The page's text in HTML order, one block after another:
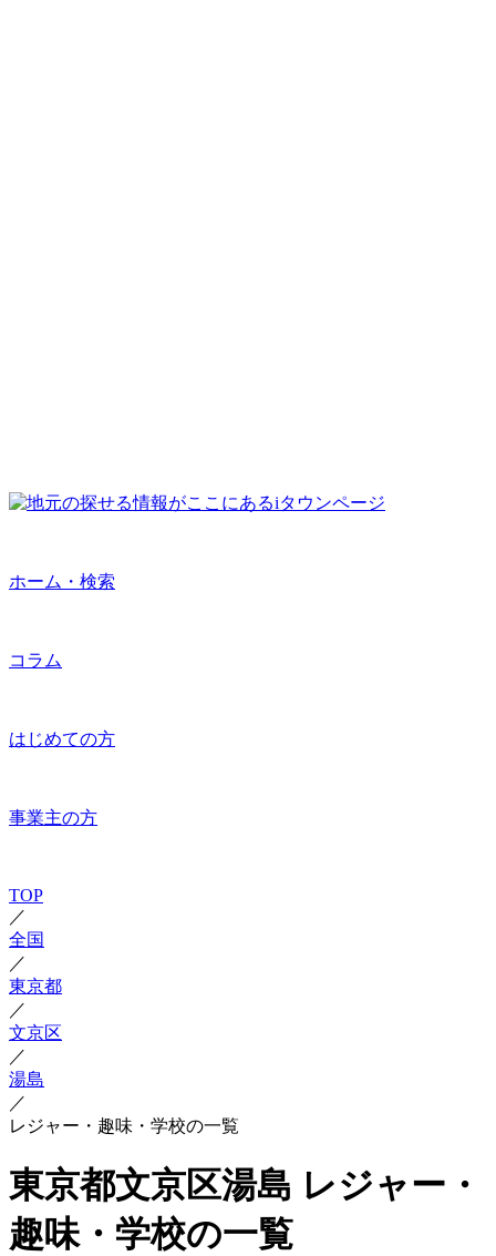
ホーム・検索
コラム
はじめての方
事業主の方
TOP
／
全国
／
東京都
／
文京区
／
湯島
／
レジャー・趣味・学校の一覧
東京都文京区湯島 レジャー・
趣味・学校の一覧